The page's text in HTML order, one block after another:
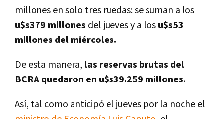
millones en solo tres ruedas: se suman a los
u$s379 millones del jueves y a losu$s53
millones del miércoles.
De esta manera, las reservas brutas del
BCRA quedaron en u$s39.259 millones.
Así, tal como anticipó el jueves por la noche el